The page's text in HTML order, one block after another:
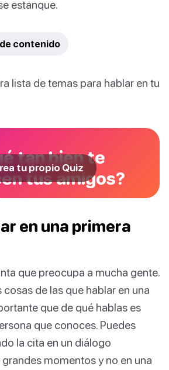
estanque.
contenido
lista de temas para hablar en tu
tan bien te
tus amigos?
tu propio Quiz
en una primera
que preocupa a mucha gente.
de las que hablar en una
que de qué hablas es
que conoces. Puedes
la cita en un diálogo
momentos y no en una